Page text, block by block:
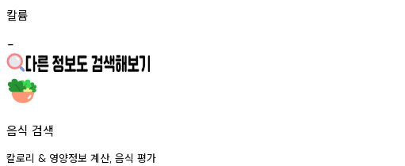
칼륨
-
음식 검색
칼로리 & 영양정보 계산, 음식 평가